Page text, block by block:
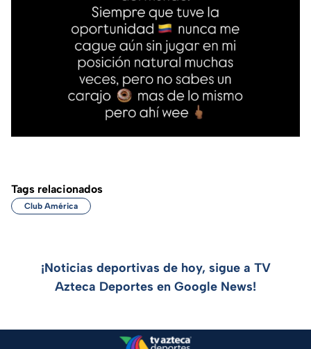
Tags relacionados
Club América
¡Noticias deportivas de hoy, sigue a TV
Azteca Deportes en Google News!